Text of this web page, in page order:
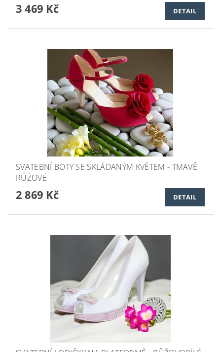
3 469 Kč DETAIL
SVATEBNÍ BOTY SE SKLÁDANÝM KVĚTEM - TMAVĚ
RŮŽOVÉ
2 869 Kč DETAIL